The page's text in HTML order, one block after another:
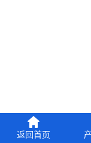
返回首页